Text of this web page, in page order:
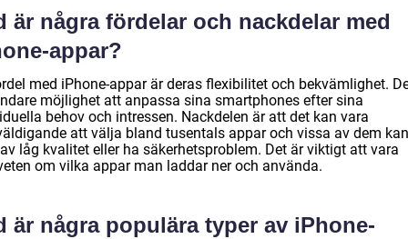
är några fördelar och nackdelar med
appar?
med iPhone-appar är deras flexibilitet och bekvämlighet.
möjlighet att anpassa sina smartphones efter sina
behov och intressen. Nackdelen är att det kan vara
att välja bland tusentals appar och vissa av dem kan
låg kvalitet eller ha säkerhetsproblem. Det är viktigt att vara
om vilka appar man laddar ner och använda.
är några populära typer av iPhone-